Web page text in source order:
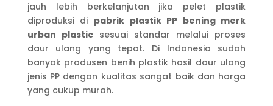
jauh lebih berkelanjutan jika pelet plastik
diproduksi di pabrik plastik PP bening merk
urban plasticsesuai standar melalui proses
daur ulang yang tepat. Di Indonesia sudah
banyak produsen benih plastik hasil daur ulang
jenis PP dengan kualitas sangat baik dan harga
yang cukup murah.